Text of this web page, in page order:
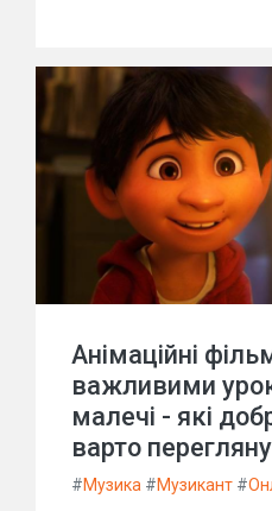
Анімаційні
важливими
малечі - які
варто
#Музика #Музикант #